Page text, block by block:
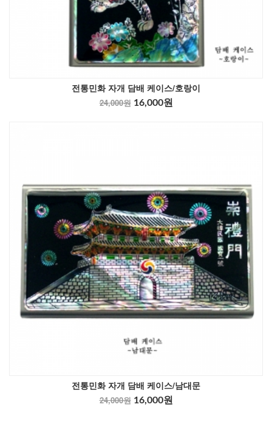
전통민화 자개 담배 케이스/호랑이
24,000원 16,000원
전통민화 자개 담배 케이스/남대문
24,000원 16,000원